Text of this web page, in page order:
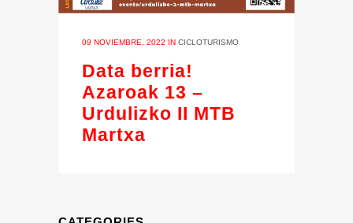
09 NOVIEMBRE, 2022 IN CICLOTURISMO
Data berria!
Azaroak 13 –
Urdulizko II MTB
Martxa